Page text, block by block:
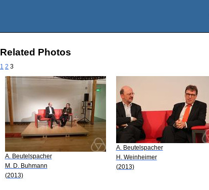
Related Photos
1 2 3
A. Beutelspacher
M. D. Buhmann
(2013)
A. Beutelspacher
H. Weinheimer
(2013)